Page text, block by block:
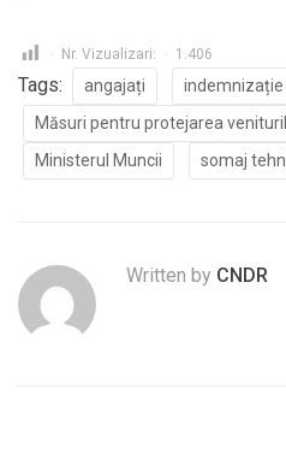
Nr. Vizualizari: 1.406
Tags: angajați
indemnizație
Măsuri pentru protejarea
Ministerul Muncii
somaj
Written by CNDR